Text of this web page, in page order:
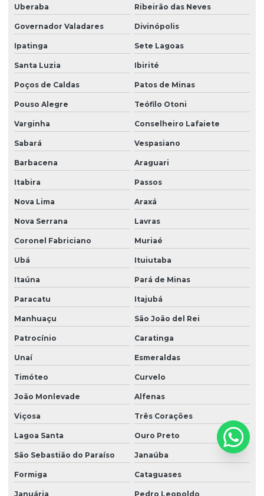
Laudos de segurança do trabalho para o esocial
Ltcat construção civil
Ltcat para eletricista
Ltcat empresa
Ltcat insalubridade
Ltcat insalubridade e periculosidade
Ltcat laudo
Ltcat para mei
Ltcat para periculosidade
Nr 10 elétrica
Nr 10 reciclagem
Nr 10 treinamento reciclagem
Nr 10 treinamentos
Nr 15 ruído
Nr 17 bancada de trabalho
Nr 17 básico
Nr 20 básico
Nr 20 frentista
Nr 20 intermediário
Uberaba Ribeirão das Neves
Governador Valadares Divinópolis
Ipatinga Sete Lagoas
Santa Luzia Ibirité
Poços de Caldas Patos de Minas
Pouso Alegre Teófilo Otoni
Varginha Conselheiro Lafaiete
Sabará Vespasiano
Barbacena Araguari
Itabira Passos
Nova Lima Araxá
Nova Serrana Lavras
Coronel Fabriciano Muriaé
Ubá Ituiutaba
Itaúna Pará de Minas
Paracatu Itajubá
Manhuaçu São João del Rei
Patrocínio Caratinga
Unaí Esmeraldas
Timóteo Curvelo
João Monlevade Alfenas
Viçosa Três Corações
Lagoa Santa Ouro Preto
São Sebastião do Paraíso Janaúba
Formiga Cataguases
Januária Pedro Leopoldo